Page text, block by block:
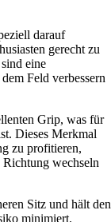
darauf
gerecht zu
eine
Feld verbessern
Grip, was für
Dieses Merkmal
zu profitieren,
wechseln
Sitz und hält den
minimiert.